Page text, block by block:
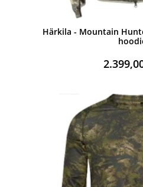
Härkila - Mountain